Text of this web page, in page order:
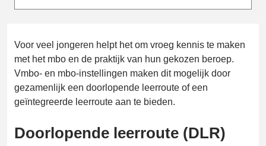
Voor veel jongeren helpt het om vroeg kennis te maken
met het mbo en de praktijk van hun gekozen beroep.
Vmbo- en mbo-instellingen maken dit mogelijk door
gezamenlijk een doorlopende leerroute of een
geïntegreerde leerroute aan te bieden.
Doorlopende leerroute (DLR)